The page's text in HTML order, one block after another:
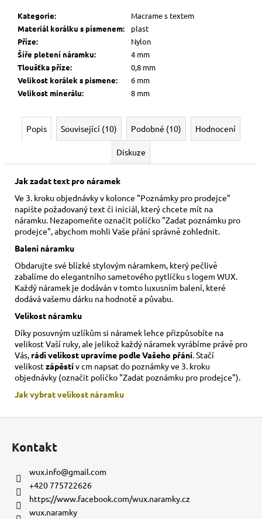
Kategorie:
Macrame s textem
Materiál korálku s písmenem:
plast
Příze:
Nylon
Šíře pletení náramku:
4 mm
Tloušťka příze:
0,8 mm
Velikost korálek s pismene:
6 mm
Velikost minerálu: 8 mm
Popis Související (10) Podobné (10) Hodnocení
Diskuze
Jak zadat text pro náramek
Ve 3. kroku objednávky v kolonce "Poznámky pro prodejce"
napište požadovaný text či iniciál, který chcete mít na
náramku. Nezapomeňte označit políčko "Zadat poznámku pro
prodejce", abychom mohli Vaše přání správně zohlednit.
Balení náramku
Obdarujte své blízké stylovým náramkem, který pečlivě
zabalíme do elegantního sametového pytlíčku s logem WUX.
Každý náramek je dodáván v tomto luxusním balení, které
dodává vašemu dárku na hodnotě a půvabu.
Velikost náramku
Díky posuvným uzlíkům si náramek lehce přizpůsobíte na
velikost Vaší ruky, ale jelikož každý náramek vyrábíme právě pro
Vás, rádi velikost upravíme podle Vašeho přání . Stačí
velikostzápěstív cm napsat do poznámky ve 3. kroku
objednávky (označit políčko "Zadat poznámku pro prodejce").
Jak vybrat velikost náramku
Kontakt
wux.info@gmail.com
+420 775722626
https://www.facebook.com/wux.naramky.cz
wux.naramky